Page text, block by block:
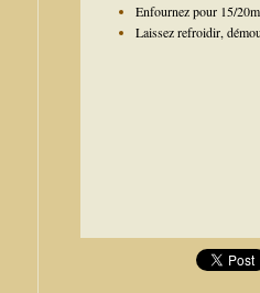
Enfournez pour 15/
Laissez refroidir,